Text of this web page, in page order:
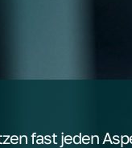
fast jeden